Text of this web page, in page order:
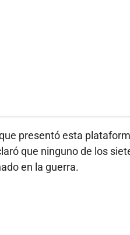
presentó esta
que ninguno de los
en la guerra.